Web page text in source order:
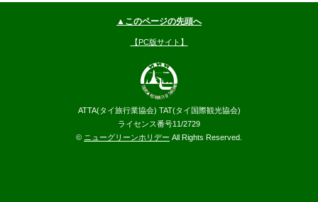
▲このページの先頭へ
【PC版サイト】
ATTA(タイ旅行業協会) TAT(タイ国際観光協会)
ライセンス番号11/2729
© ニューグリーンホリデー All Rights Reserved.